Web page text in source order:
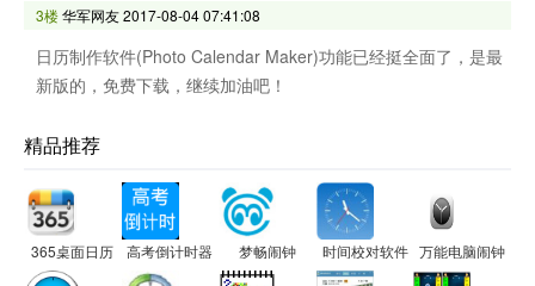
3楼华军网友2017-08-04 07:41:08
日历制作软件(Photo Calendar Maker)功能已经挺全面了，是最
新版的，免费下载，继续加油吧！
精品推荐
365桌面日历 高考倒计时器 梦畅闹钟 时间校对软件 万能电脑闹钟